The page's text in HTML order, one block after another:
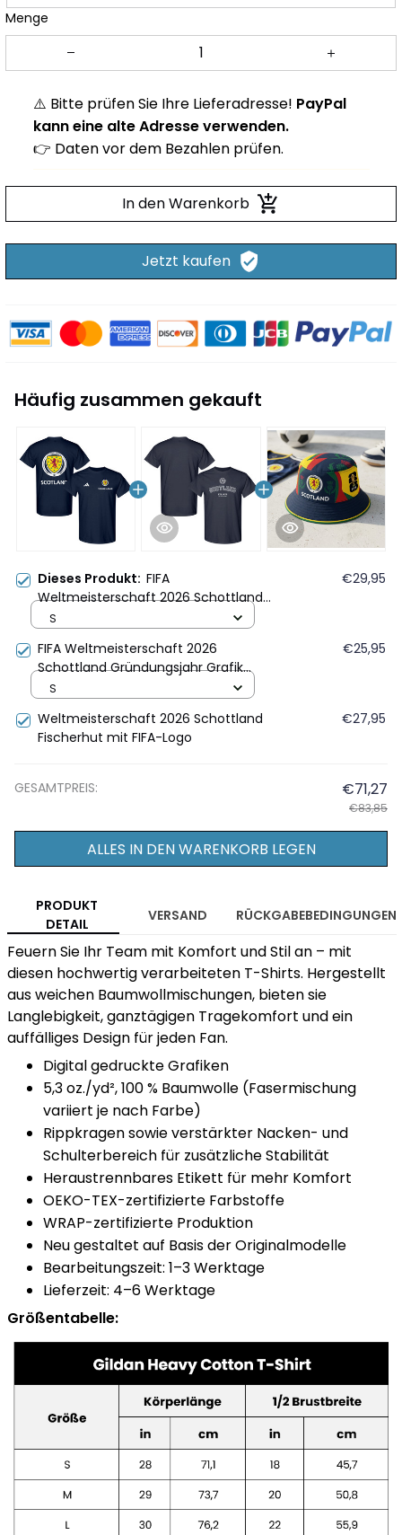
Menge
⚠️ Bitte prüfen Sie Ihre Lieferadresse! PayPal
kann eine alte Adresse verwenden.
👉 Daten vor dem Bezahlen prüfen.
In den Warenkorb
Jetzt kaufen
Häufig zusammen gekauft
Dieses Produkt: FIFA
Weltmeisterschaft 2026 Schottland
Logo Grafik T-Shirt Mit Wunschnamen
€29,95
S
FIFA Weltmeisterschaft 2026
Schottland Gründungsjahr Grafik
Unisex T-Shirt - Marineblau
€25,95
S
Weltmeisterschaft 2026 Schottland
Fischerhut mit FIFA-Logo
€27,95
GESAMTPREIS: €71,27
€83,85
ALLES IN DEN WARENKORB LEGEN
PRODUKT
DETAIL
VERSAND RÜCKGABEBEDINGUNGEN
Feuern Sie Ihr Team mit Komfort und Stil an – mit
diesen hochwertig verarbeiteten T-Shirts. Hergestellt
aus weichen Baumwollmischungen, bieten sie
Langlebigkeit, ganztägigen Tragekomfort und ein
auffälliges Design für jeden Fan.
Digital gedruckte Grafiken
5,3 oz./yd², 100 % Baumwolle (Fasermischung
variiert je nach Farbe)
Rippkragen sowie verstärkter Nacken- und
Schulterbereich für zusätzliche Stabilität
Heraustrennbares Etikett für mehr Komfort
OEKO-TEX-zertifizierte Farbstoffe
WRAP-zertifizierte Produktion
Neu gestaltet auf Basis der Originalmodelle
Bearbeitungszeit: 1–3 Werktage
Lieferzeit: 4–6 Werktage
Größentabelle: